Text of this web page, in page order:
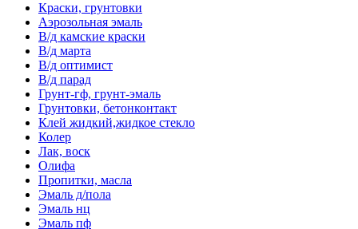
Краски, грунтовки
Аэрозольная эмаль
В/д камские краски
В/д марта
В/д оптимист
В/д парад
Грунт-гф, грунт-эмаль
Грунтовки, бетонконтакт
Клей жидкий,жидкое стекло
Колер
Лак, воск
Олифа
Пропитки, масла
Эмаль д/пола
Эмаль нц
Эмаль пф